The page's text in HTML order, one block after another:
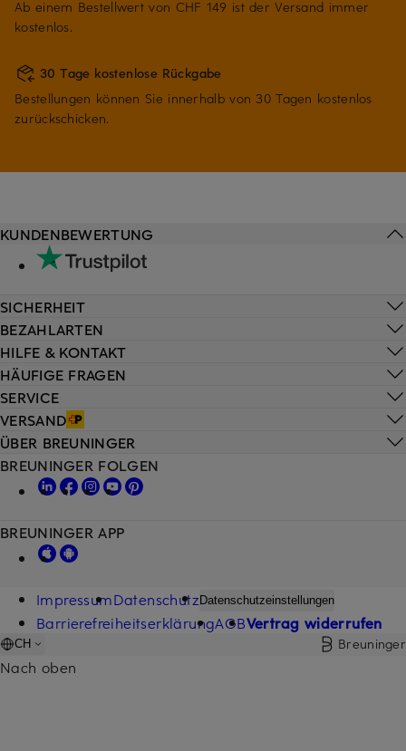
Ab einem Bestellwert von CHF 149 ist der Versand immer
kostenlos.
30 Tage kostenlose Rückgabe
Bestellungen können Sie innerhalb von 30 Tagen kostenlos
zurückschicken.
HILFE & KONTAKT
HÄUFIGE FRAGEN
SERVICE
VERSAND
KUNDENBEWERTUNG
SICHERHEIT
BEZAHLARTEN
ÜBER BREUNINGER
BREUNINGER FOLGEN
BREUNINGER APP
ImpressumDatenschutz Datenschutzeinstellungen
BarrierefreiheitserklärungAGBVertrag widerrufen
CH Breuninger
Nach oben